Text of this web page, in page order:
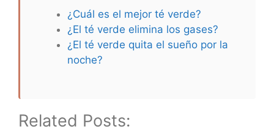
¿Cuál es el mejor té verde?
¿El té verde elimina los gases?
¿El té verde quita el sueño por la
noche?
Related Posts: